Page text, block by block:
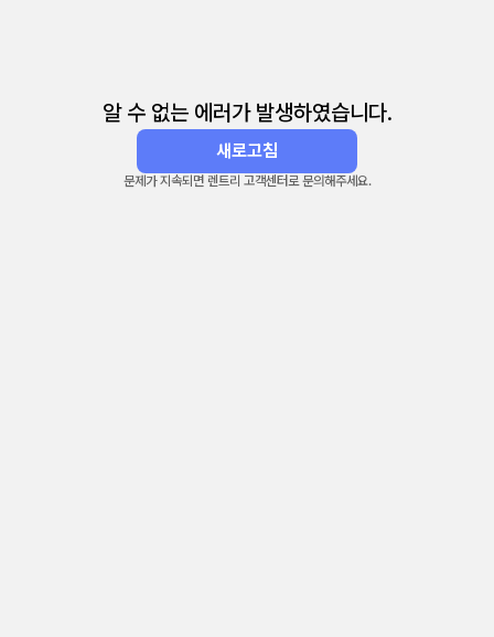
알 수 없는 에러가 발생하였습니다.
새로고침
문제가 지속되면 렌트리 고객센터로 문의해주세요.